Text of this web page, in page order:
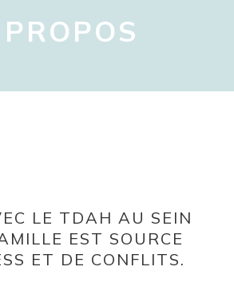
LE TDAH AU SEIN
EST SOURCE
ET DE CONFLITS.